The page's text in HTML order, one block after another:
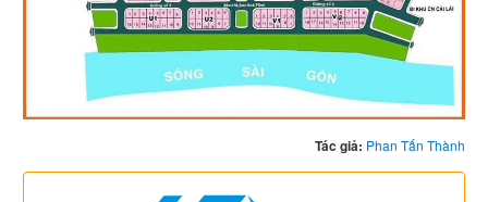
Tác giả: Phan Tấn Thành